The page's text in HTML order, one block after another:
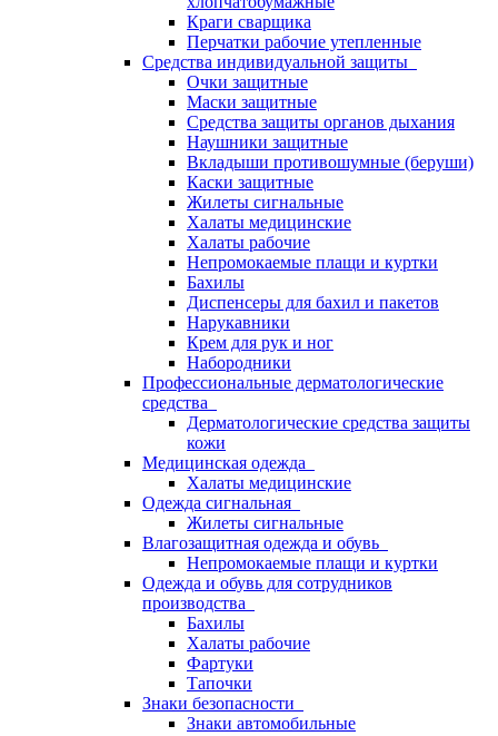
Краги сварщика
Перчатки рабочие утепленные
Средства индивидуальной защиты
Очки защитные
Маски защитные
Средства защиты органов дыхания
Наушники защитные
Вкладыши противошумные (беруши)
Каски защитные
Жилеты сигнальные
Халаты медицинские
Халаты рабочие
Непромокаемые плащи и куртки
Бахилы
Диспенсеры для бахил и пакетов
Нарукавники
Крем для рук и ног
Набородники
Профессиональные дерматологические
средства
Дерматологические средства защиты
кожи
Медицинская одежда
Халаты медицинские
Одежда сигнальная
Жилеты сигнальные
Влагозащитная одежда и обувь
Непромокаемые плащи и куртки
Одежда и обувь для сотрудников
производства
Бахилы
Халаты рабочие
Фартуки
Тапочки
Знаки безопасности
Знаки автомобильные